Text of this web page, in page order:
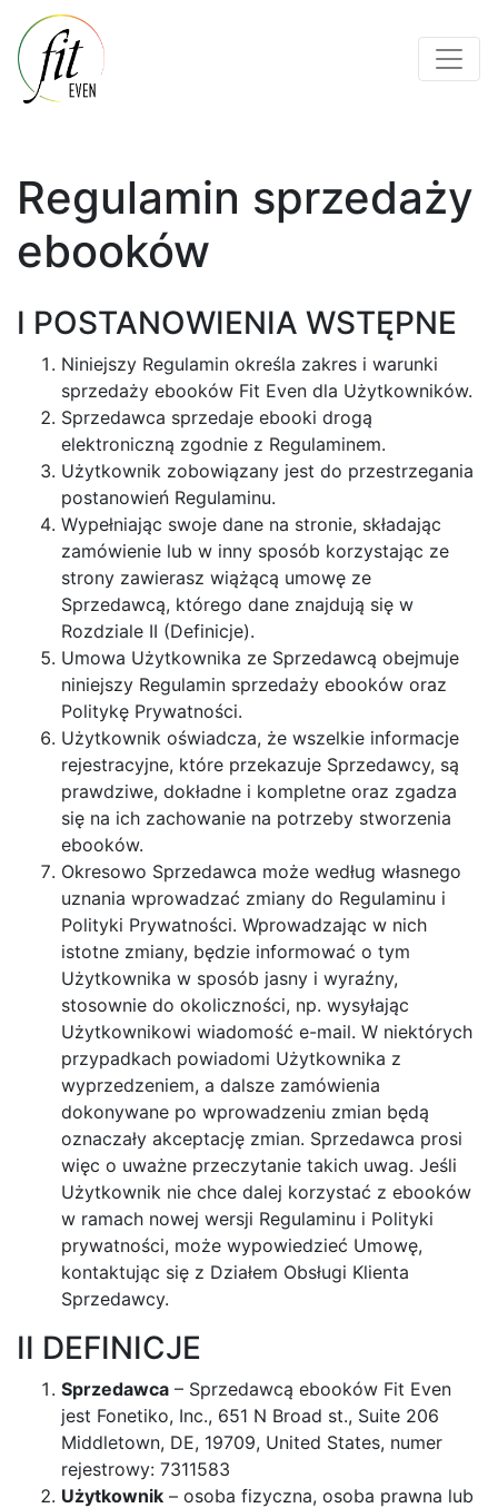
Regulamin sprzedaży
ebooków
I POSTANOWIENIA WSTĘPNE
Niniejszy Regulamin określa zakres i warunki
sprzedaży ebooków Fit Even dla Użytkowników.
Sprzedawca sprzedaje ebooki drogą
elektroniczną zgodnie z Regulaminem.
Użytkownik zobowiązany jest do przestrzegania
postanowień Regulaminu.
Wypełniając swoje dane na stronie, składając
zamówienie lub w inny sposób korzystając ze
strony zawierasz wiążącą umowę ze
Sprzedawcą, którego dane znajdują się w
Rozdziale II (Definicje).
Umowa Użytkownika ze Sprzedawcą obejmuje
niniejszy Regulamin sprzedaży ebooków oraz
Politykę Prywatności.
Użytkownik oświadcza, że wszelkie informacje
rejestracyjne, które przekazuje Sprzedawcy, są
prawdziwe, dokładne i kompletne oraz zgadza
się na ich zachowanie na potrzeby stworzenia
ebooków.
Okresowo Sprzedawca może według własnego
uznania wprowadzać zmiany do Regulaminu i
Polityki Prywatności. Wprowadzając w nich
istotne zmiany, będzie informować o tym
Użytkownika w sposób jasny i wyraźny,
stosownie do okoliczności, np. wysyłając
Użytkownikowi wiadomość e-mail. W niektórych
przypadkach powiadomi Użytkownika z
wyprzedzeniem, a dalsze zamówienia
dokonywane po wprowadzeniu zmian będą
oznaczały akceptację zmian. Sprzedawca prosi
więc o uważne przeczytanie takich uwag. Jeśli
Użytkownik nie chce dalej korzystać z ebooków
w ramach nowej wersji Regulaminu i Polityki
prywatności, może wypowiedzieć Umowę,
kontaktując się z Działem Obsługi Klienta
Sprzedawcy.
II DEFINICJE
Sprzedawca – Sprzedawcą ebooków Fit Even
jest Fonetiko, Inc., 651 N Broad st., Suite 206
Middletown, DE, 19709, United States, numer
rejestrowy: 7311583
Użytkownik – osoba fizyczna, osoba prawna lub